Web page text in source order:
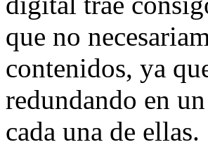
que no
contenidos, ya
redundando en
cada una de ellas.